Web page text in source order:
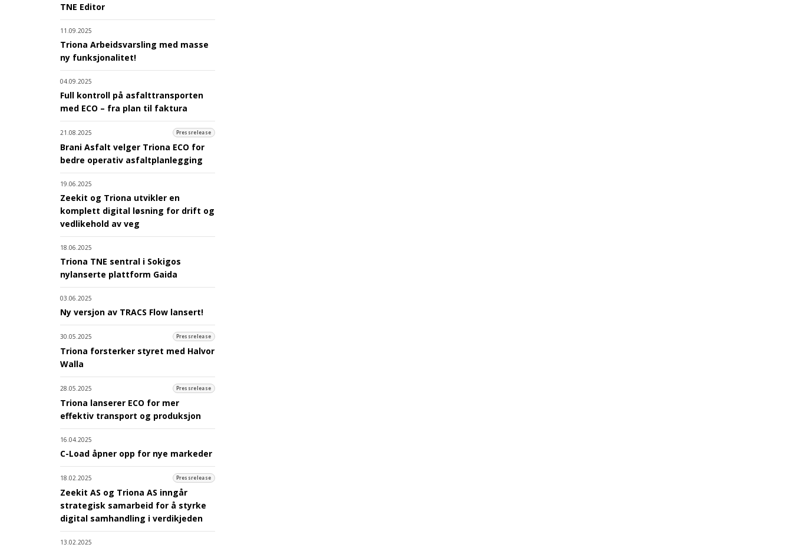
TNE Editor
11.09.2025
Triona Arbeidsvarsling med masse
ny funksjonalitet!
04.09.2025
Full kontroll på asfalttransporten
med ECO – fra plan til faktura
21.08.2025 Pressrelease
Brani Asfalt velger Triona ECO for
bedre operativ asfaltplanlegging
19.06.2025
Zeekit og Triona utvikler en
komplett digital løsning for drift og
vedlikehold av veg
18.06.2025
Triona TNE sentral i Sokigos
nylanserte plattform Gaida
03.06.2025
Ny versjon av TRACS Flow lansert!
30.05.2025 Pressrelease
Triona forsterker styret med Halvor
Walla
28.05.2025 Pressrelease
Triona lanserer ECO for mer
effektiv transport og produksjon
16.04.2025
C-Load åpner opp for nye markeder
18.02.2025 Pressrelease
Zeekit AS og Triona AS inngår
strategisk samarbeid for å styrke
digital samhandling i verdikjeden
13.02.2025